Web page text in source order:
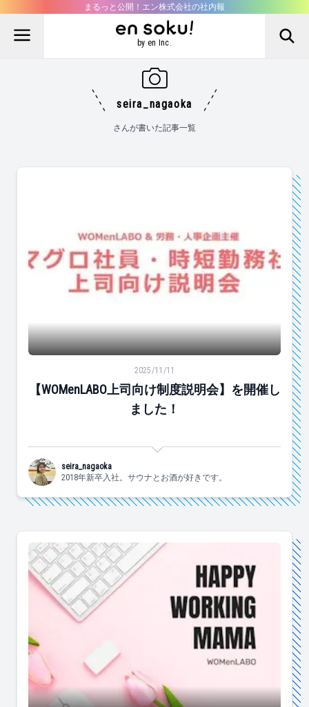
まるっと公開！エン株式会社の社内報
by en Inc.
seira_nagaoka
さんが書いた記事一覧
【WOMenLABO上司向け制度説明会】を開催しました！
2025/11/11
【WOMenLABO上司向け制度説明会】を開催し
ました！
seira_nagaoka
2018年新卒入社。サウナとお酒が好きです。